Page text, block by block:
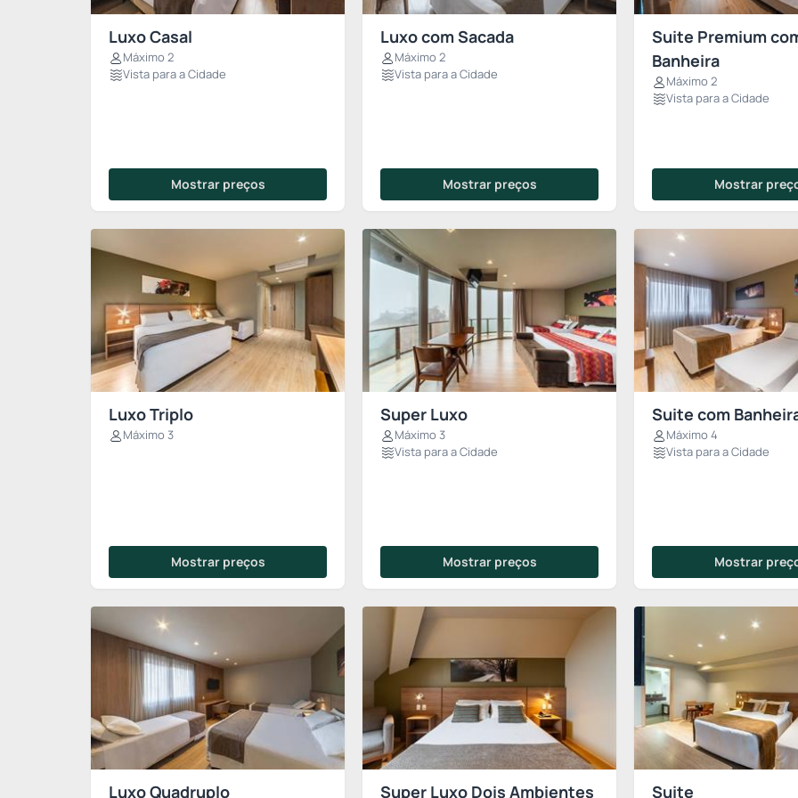
Luxo Casal
Máximo 2
Vista para a Cidade
Mostrar preços
Luxo com Sacada
Máximo 2
Vista para a Cidade
Mostrar preços
Suite Premium
Banheira
Máximo 2
Vista para a Cidade
Mostrar
Luxo Triplo
Máximo 3
Mostrar preços
Super Luxo
Máximo 3
Vista para a Cidade
Mostrar preços
Suite com
Máximo 4
Vista para a Cidade
Mostrar
Luxo Quadruplo Super Luxo Dois Ambientes Suite